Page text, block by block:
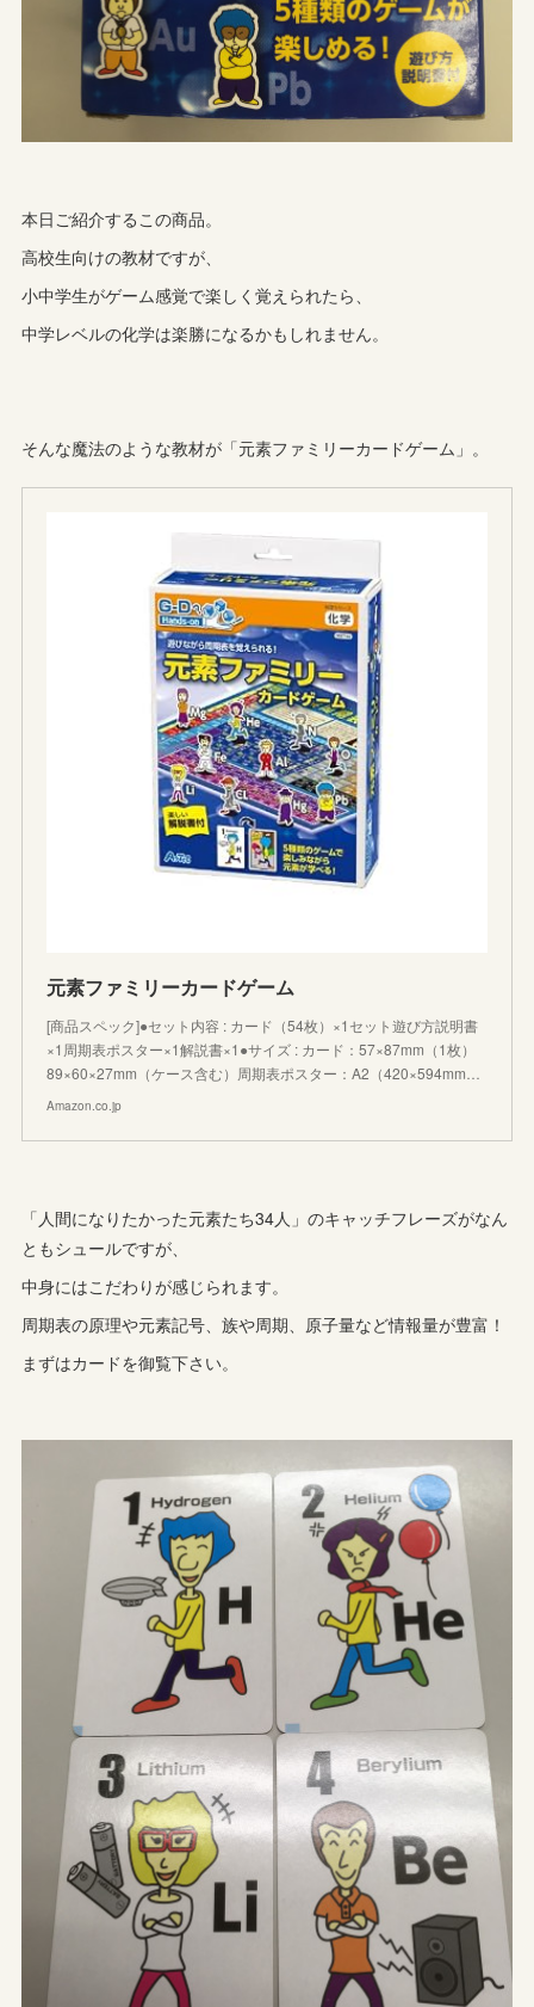
本日ご紹介するこの商品。
高校生向けの教材ですが、
小中学生がゲーム感覚で楽しく覚えられたら、
中学レベルの化学は楽勝になるかもしれません。
そんな魔法のような教材が「元素ファミリーカードゲーム」。
元素ファミリーカードゲーム
[商品スペック]●セット内容 : カード（54枚）×1セット遊び方説明書
×1周期表ポスター×1解説書×1●サイズ : カード：57×87mm（1枚）
89×60×27mm（ケース含む）周期表ポスター：A2（420×594mm…
Amazon.co.jp
「人間になりたかった元素たち34人」のキャッチフレーズがなん
ともシュールですが、
中身にはこだわりが感じられます。
周期表の原理や元素記号、族や周期、原子量など情報量が豊富！
まずはカードを御覧下さい。